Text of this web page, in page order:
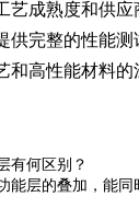
艺成熟度和供
供完整的性能测
和高性能材料
有何区别？
能层的叠加，能